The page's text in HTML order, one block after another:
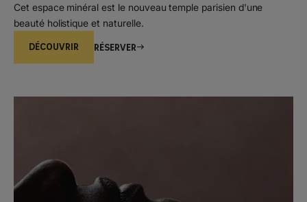
Cet espace minéral est le nouveau temple parisien d'une
beauté holistique et naturelle.
DÉCOUVRIR Réserver